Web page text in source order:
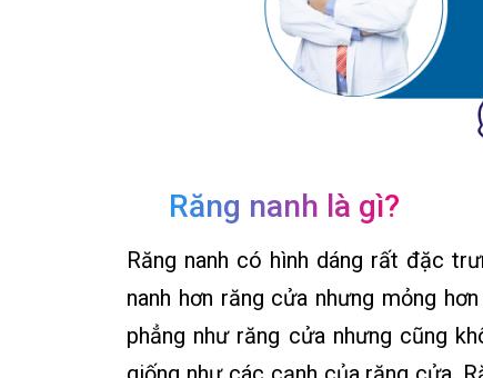
Răng nanh là gì?
Răng nanh có hình dáng rất đặc
nanh hơn răng cửa nhưng mỏng
phẳng như răng cửa nhưng cũng